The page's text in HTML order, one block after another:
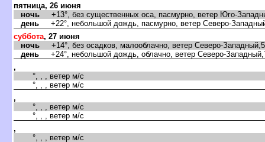
пятница, 26 июня
ночь +13°, без существенных оса, пасмурно, ветер Юго-
день +22°, небольшой дождь, пасмурно, ветер Северо-
суббота, 27 июня
ночь +14°, без осадков, малооблачно, ветер Северо-
день +24°, небольшой дождь, облачно, ветер Северо-
,
°, , , ветер м/с
°, , , ветер м/с
,
°, , , ветер м/с
°, , , ветер м/с
,
°, , , ветер м/с